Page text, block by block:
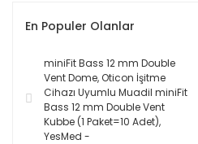
En Populer Olanlar
miniFit Bass 12 mm Double
Vent Dome, Oticon İşitme
Cihazı Uyumlu Muadil miniFit
Bass 12 mm Double Vent
Kubbe (1 Paket=10 Adet),
YesMed -